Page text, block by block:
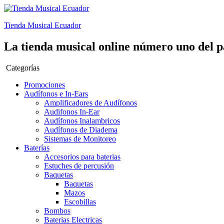
Tienda Musical Ecuador
La tienda musical online número uno del
Categorías
Promociones
Audífonos e In-Ears
Amplificadores de Audífonos
Audifonos In-Ear
Audífonos Inalambricos
Audífonos de Diadema
Sistemas de Monitoreo
Baterías
Accesorios para baterias
Estuches de percusión
Baquetas
Baquetas
Mazos
Escobillas
Bombos
Baterias Electricas